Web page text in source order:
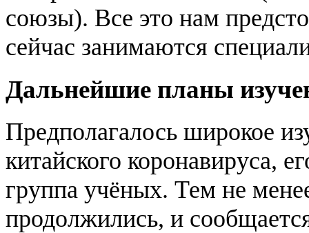
союзы). Все это нам
сейчас занимаются
Дальнейшие планы
Предполагалось широкое
китайского коронавируса,
группа учёных. Тем не
продолжились, и